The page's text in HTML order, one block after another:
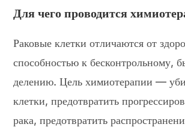
Для чего проводится
Раковые клетки отличаются от
способностью к бесконтрольному,
делению. Цель химиотерапии —
клетки, предотвратить
рака, предотвратить